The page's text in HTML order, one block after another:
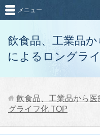
飲食品、工業品
によるロングラ
メニュー
飲食品、工業品から
グライフ化 TOP